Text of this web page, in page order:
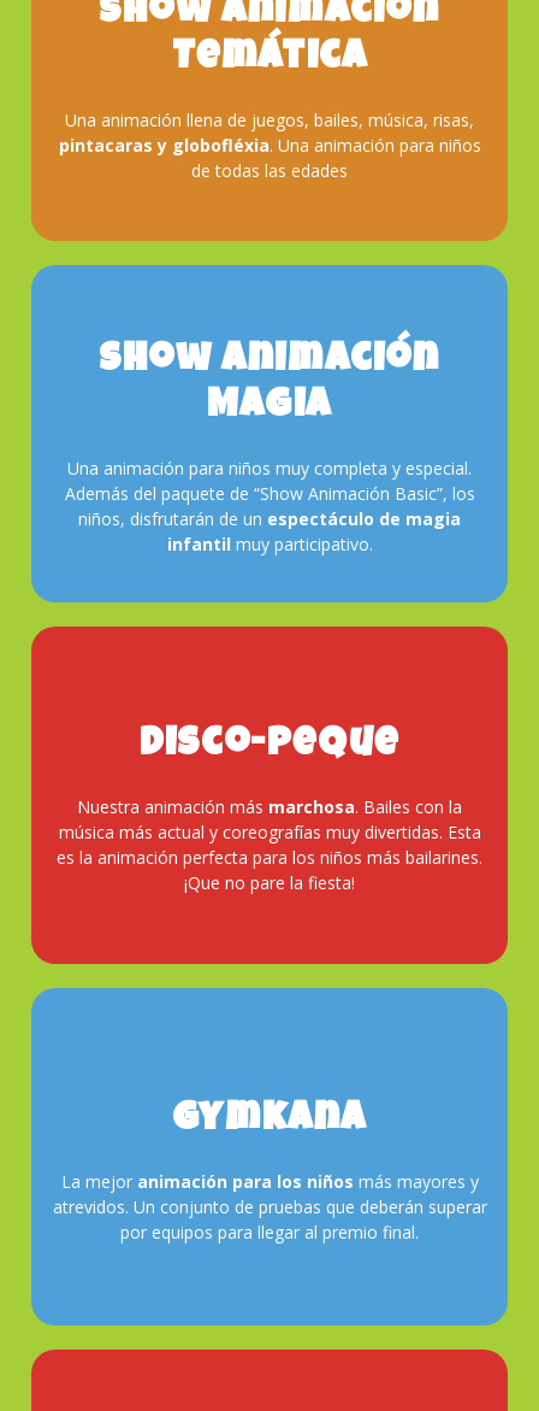
Show Animación
Temática
Una animación llena de juegos, bailes, música, risas,
pintacaras y globofléxia. Una animación para niños
de todas las edades
Reserva
Show Animación
Magia
Una animación para niños muy completa y especial.
Además del paquete de “Show Animación Basic”, los
niños, disfrutarán de un espectáculo de magia
infantil muy participativo.
Disco-Peque
Nuestra animación más marchosa. Bailes con la
música más actual y coreografías muy divertidas. Esta
es la animación perfecta para los niños más bailarines.
¡Que no pare la fiesta!
Reserva
Gymkana
La mejor animación para los niños más mayores y
atrevidos. Un conjunto de pruebas que deberán superar
por equipos para llegar al premio final.